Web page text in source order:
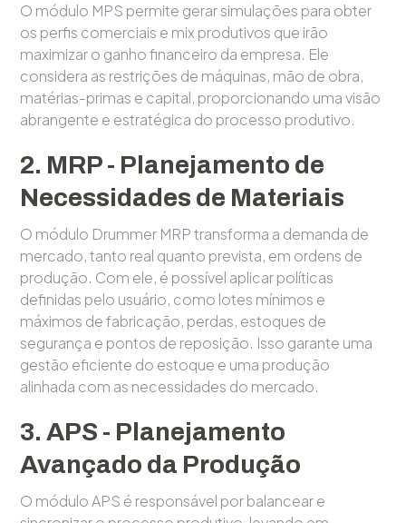
O módulo MPS permite gerar simulações para obter
os perfis comerciais e mix produtivos que irão
maximizar o ganho financeiro da empresa. Ele
considera as restrições de máquinas, mão de obra,
matérias-primas e capital, proporcionando uma visão
abrangente e estratégica do processo produtivo.
2. MRP - Planejamento de
Necessidades de Materiais
O módulo Drummer MRP transforma a demanda de
mercado, tanto real quanto prevista, em ordens de
produção. Com ele, é possível aplicar políticas
definidas pelo usuário, como lotes mínimos e
máximos de fabricação, perdas, estoques de
segurança e pontos de reposição. Isso garante uma
gestão eficiente do estoque e uma produção
alinhada com as necessidades do mercado.
3. APS - Planejamento
Avançado da Produção
O módulo APS é responsável por balancear e